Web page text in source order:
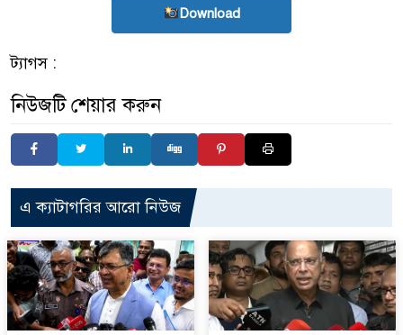
Download
ট্যাগস :
নিউজটি শেয়ার করুন
এ ক্যাটাগরির আরো নিউজ